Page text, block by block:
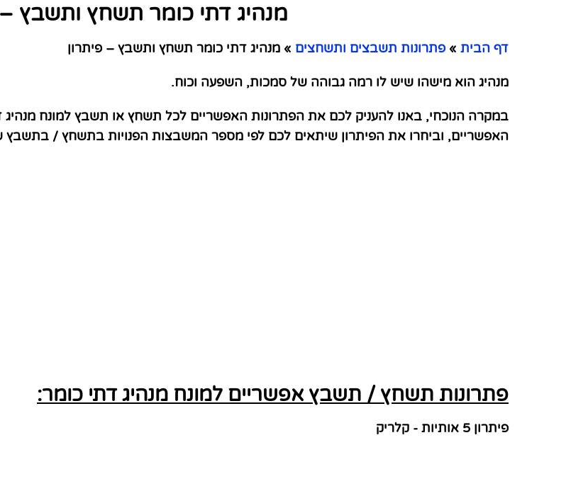
מנהיג דתי כומר תשחץ ותשבץ –
דף הבית » פתרונות תשבצים ותשחצים » מנהיג דתי כומר תשחץ ותשבץ – פיתרון
מנהיג הוא מישהו שיש לו רמה גבוהה של סמכות, השפעה וכוח.
במקרה הנוכחי, באנו להעניק לכם את הפתרונות האפשריים לכל תשחץ או תשבץ למונח
האפשריים, וביחרו את הפיתרון שיתאים לכם לפי מספר המשבצות הפנויות בתשחץ / בתשבץ
פתרונות תשחץ / תשבץ אפשריים למונח מנהיג דתי כומר:
פיתרון 5 אותיות - קלריק